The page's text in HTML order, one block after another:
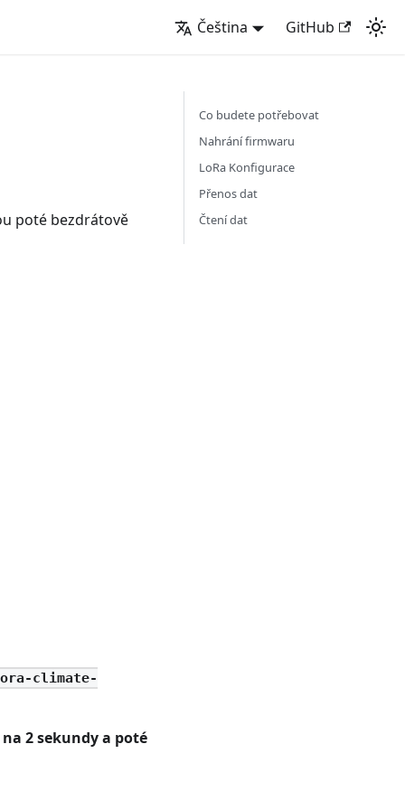
Čeština GitHub
poté bezdrátově
climate-
2 sekundy a poté
Co budete potřebovat
Nahrání firmwaru
LoRa Konfigurace
Přenos dat
Čtení dat